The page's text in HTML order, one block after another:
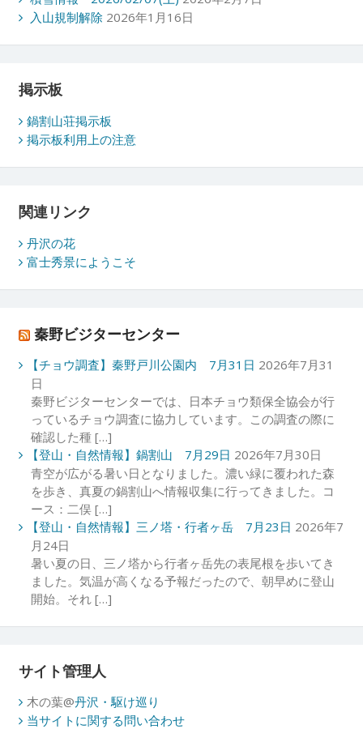
入山規制解除 2026年1月16日
掲示板
鍋割山荘掲示板
掲示板利用上の注意
関連リンク
丹沢の花
富士秀景にようこそ
秦野ビジターセンター
【チョウ調査】秦野戸川公園内 7月31日 2026年7月31
日
秦野ビジターセンターでは、日本チョウ類保全協会が行
っているチョウ調査に協力しています。この調査の際に
確認した種 […]
【登山・自然情報】鍋割山 7月29日 2026年7月30日
青空が広がる暑い日となりました。濃い緑に覆われた森
を歩き、真夏の鍋割山へ情報収集に行ってきました。コ
ース：二俣 […]
【登山・自然情報】三ノ塔・行者ヶ岳 7月23日 2026年7
月24日
暑い夏の日、三ノ塔から行者ヶ岳先の表尾根を歩いてき
ました。気温が高くなる予報だったので、朝早めに登山
開始。それ […]
サイト管理人
木の葉@丹沢・駆け巡り
当サイトに関する問い合わせ